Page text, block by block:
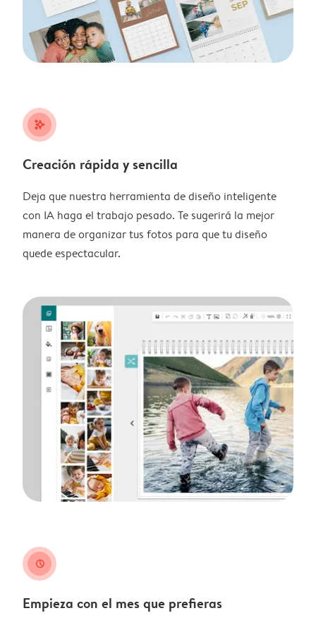
stars_plus
Creación rápida y sencilla
Deja que nuestra herramienta de diseño inteligente
con IA haga el trabajo pesado. Te sugerirá la mejor
manera de organizar tus fotos para que tu diseño
quede espectacular.
clock
Empieza con el mes que prefieras